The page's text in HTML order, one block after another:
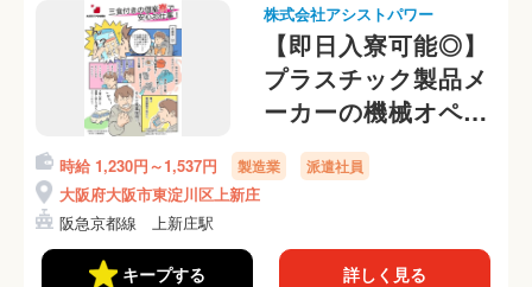
株式会社アシストパワー
【即日入寮可能◎】
プラスチック製品メ
ーカーの機械オペレ
ーター 【日払い
OK】
時給 1,230円～1,537円 製造業 派遣社員
大阪府大阪市東淀川区上新庄
阪急京都線 上新庄駅
キープする 詳しく見る